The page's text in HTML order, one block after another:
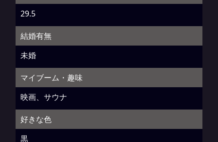
29.5
結婚有無
未婚
マイブーム・趣味
映画、サウナ
好きな色
黒